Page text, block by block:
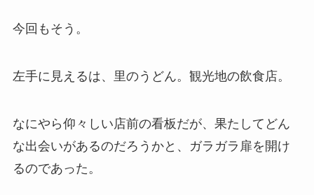
今回もそう。
左手に見えるは、里のうどん。観光地の飲食店。
なにやら仰々しい店前の看板だが、果たしてどん
な出会いがあるのだろうかと、ガラガラ扉を開け
るのであった。